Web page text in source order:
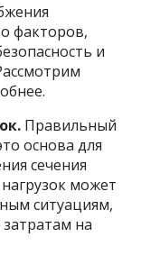
факторов,
и
Правильный
основа для
сечения
может
ситуациям,
на